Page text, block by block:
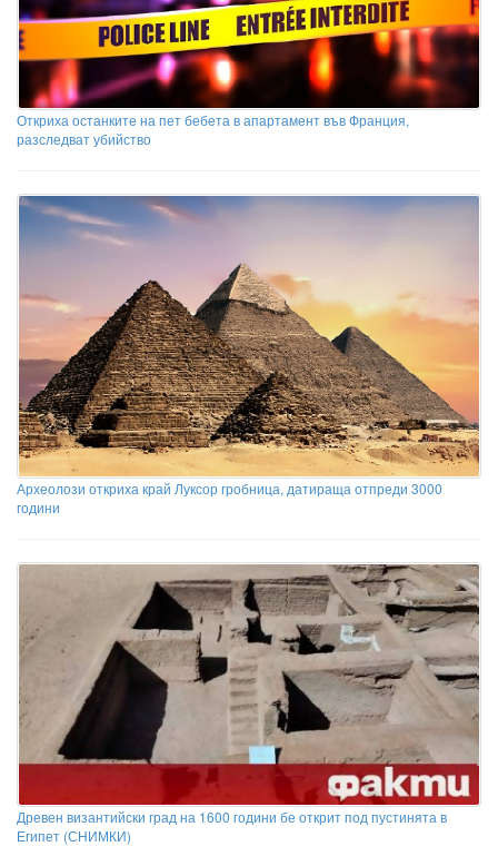
Откриха останките на пет бебета в апартамент във Франция,
разследват убийство
Археолози откриха край Луксор гробница, датираща отпреди 3000
години
Древен византийски град на 1600 години бе открит под пустинята в
Египет (СНИМКИ)